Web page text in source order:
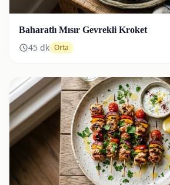
Baharatlı Mısır Gevrekli Kroket
45 dk Orta